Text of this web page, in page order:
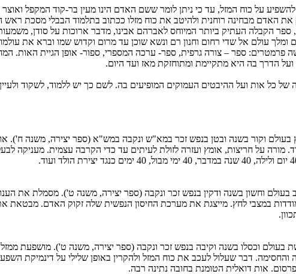
על כוח המזל, עד כי ניתן לומר ששם האדם הינו מעין בר-קוד המקפל
האדם מבחינה רוחנית ולהיטב את כוח מזלו ככתוב בתלמוד הבבלי מסכת
הקבלה העתיק ביותר המיוחס לאברהם אבינו, מדבר ארוכות על סודן,
ספר – צורה גרפית, ספר- ערכה המספרי, ספור- אופן הגיית האות.
הדרך בה היא מתקיימת ומתוחזקת מאז ועד היום.
של כל אות ועל ההיבטים העמוקים המופיעים בה. לשם כך יש ללמוד, לשקוד
בעולם וקור בשנה ובטן בנפש זכר במא"ש ונקבה במש"א (ספר יצירה, משנה ח').
על חריצות, אומץ ועזרה לזולת לעיתים עד כדי הקרבה עצמית. מעניקה
בעולם וחשון בשנה ודקין בנפש זכר ונקבה (ספר יצירה, משנה ט'). מסמלת את
במצבי לחץ. מייצגת את מערכת החיסון הנפשית שלה זקוק האדם. מבטאת
את כוח הסגירה והחסימה. דבר שעלול לעכב את כוח המזל ולהקרין באופן שלילי על
אות דואלית הטומנת בחובה נתינה רבה.